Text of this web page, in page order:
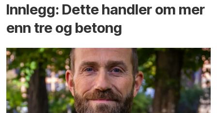
Innlegg: Dette handler om mer
enn tre og betong